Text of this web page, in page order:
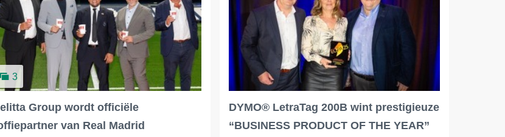
3
Group wordt officiële
van Real Madrid
DYMO® LetraTag 200B wint prestigieuze
“BUSINESS PRODUCT OF THE YEAR”